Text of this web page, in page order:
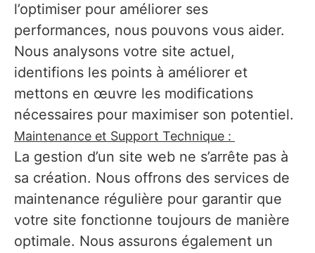
l’optimiser pour améliorer ses
performances, nous pouvons vous aider.
Nous analysons votre site actuel,
identifions les points à améliorer et
mettons en œuvre les modifications
nécessaires pour maximiser son potentiel.
Maintenance et Support Technique :
La gestion d’un site web ne s’arrête pas à
sa création. Nous offrons des services de
maintenance régulière pour garantir que
votre site fonctionne toujours de manière
optimale. Nous assurons également un